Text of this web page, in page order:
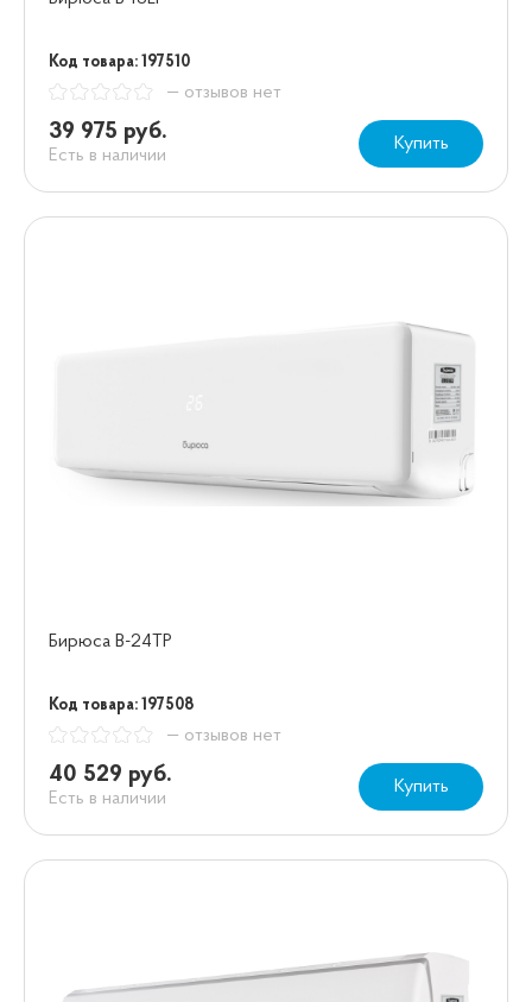
Код товара: 197510
— отзывов нет
39 975 руб.
Есть в наличии
Купить
Бирюса B-24TP
Код товара: 197508
— отзывов нет
40 529 руб.
Есть в наличии
Купить